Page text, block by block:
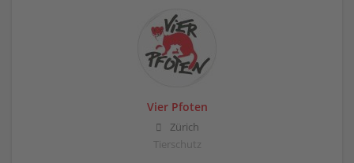
Vier Pfoten
Zürich
Tierschutz